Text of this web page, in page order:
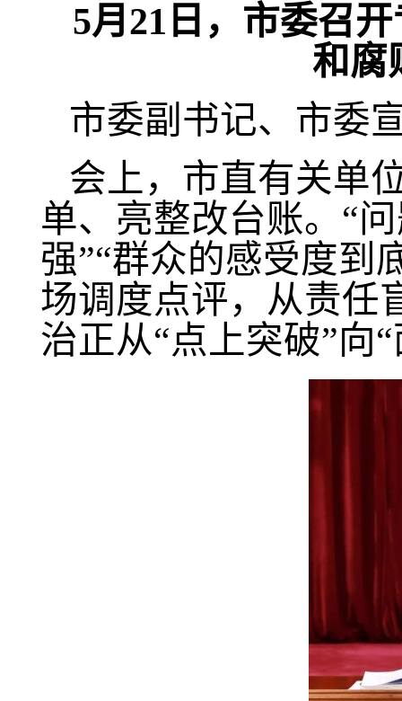
5月21日，市委召
和腐
市委副书记、市委
会上，市直有关单
单、亮整改台账。 “
强”“群众的感受度
场调度点评，从责任
治正从“点上突破”向